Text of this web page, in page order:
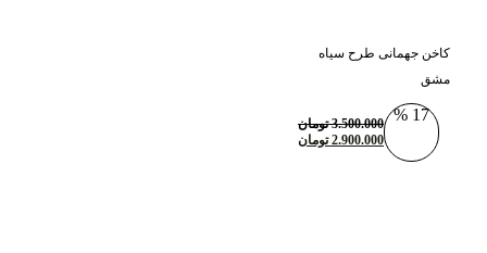
کاخن جهمانی طرح سیاه
مشق
17 %
3.500.000 تومان
2.900.000 تومان